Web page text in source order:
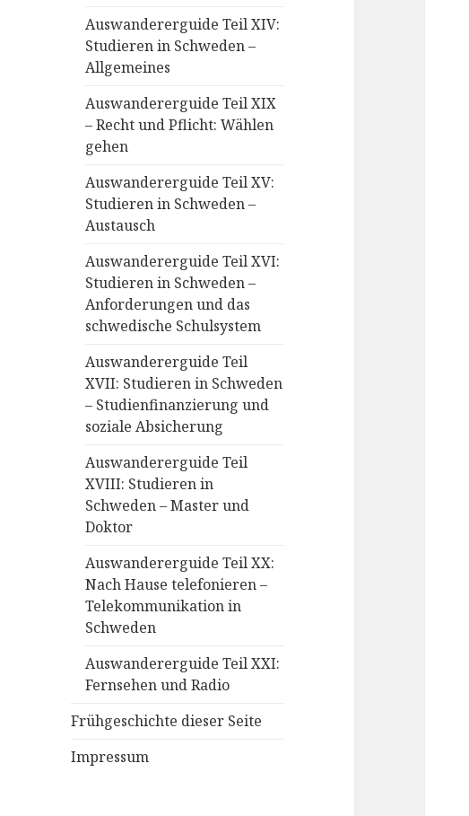
Auswandererguide Teil XIV:
Studieren in Schweden –
Allgemeines
Auswandererguide Teil XIX
– Recht und Pflicht: Wählen
gehen
Auswandererguide Teil XV:
Studieren in Schweden –
Austausch
Auswandererguide Teil XVI:
Studieren in Schweden –
Anforderungen und das
schwedische Schulsystem
Auswandererguide Teil
XVII: Studieren in Schweden
– Studienfinanzierung und
soziale Absicherung
Auswandererguide Teil
XVIII: Studieren in
Schweden – Master und
Doktor
Auswandererguide Teil XX:
Nach Hause telefonieren –
Telekommunikation in
Schweden
Auswandererguide Teil XXI:
Fernsehen und Radio
Frühgeschichte dieser Seite
Impressum